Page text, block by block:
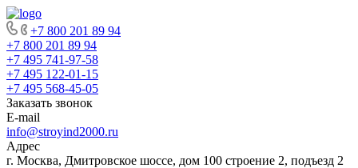
+7 800 201 89 94
+7 800 201 89 94
+7 495 741-97-58
+7 495 122-01-15
+7 495 568-45-05
Заказать звонок
E-mail
info@stroyind2000.ru
Адрес
г. Москва, Дмитровское шоссе, дом 100 строение 2, подъезд 2